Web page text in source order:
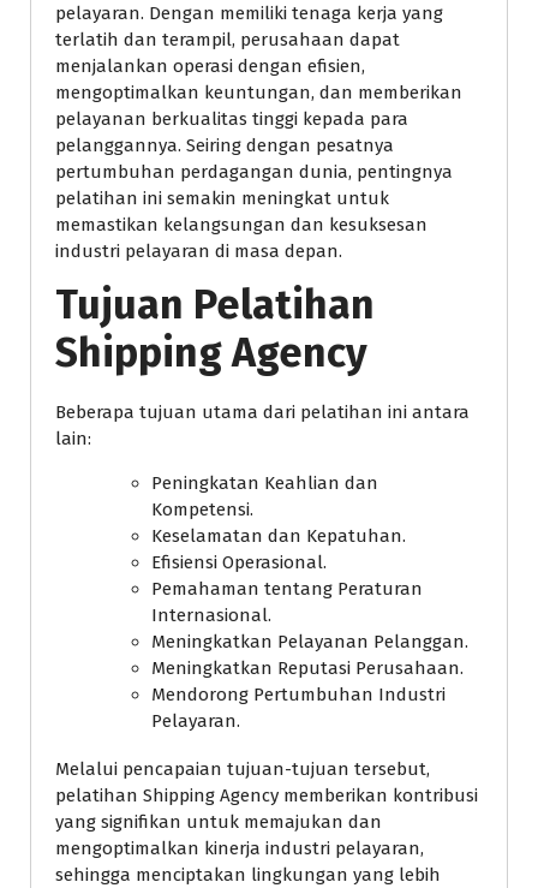
pelayaran. Dengan memiliki tenaga kerja yang
terlatih dan terampil, perusahaan dapat
menjalankan operasi dengan efisien,
mengoptimalkan keuntungan, dan memberikan
pelayanan berkualitas tinggi kepada para
pelanggannya. Seiring dengan pesatnya
pertumbuhan perdagangan dunia, pentingnya
pelatihan ini semakin meningkat untuk
memastikan kelangsungan dan kesuksesan
industri pelayaran di masa depan.
Tujuan Pelatihan
Shipping Agency
Beberapa tujuan utama dari pelatihan ini antara
lain:
Peningkatan Keahlian dan
Kompetensi.
Keselamatan dan Kepatuhan.
Efisiensi Operasional.
Pemahaman tentang Peraturan
Internasional.
Meningkatkan Pelayanan Pelanggan.
Meningkatkan Reputasi Perusahaan.
Mendorong Pertumbuhan Industri
Pelayaran.
Melalui pencapaian tujuan-tujuan tersebut,
pelatihan Shipping Agency memberikan kontribusi
yang signifikan untuk memajukan dan
mengoptimalkan kinerja industri pelayaran,
sehingga menciptakan lingkungan yang lebih